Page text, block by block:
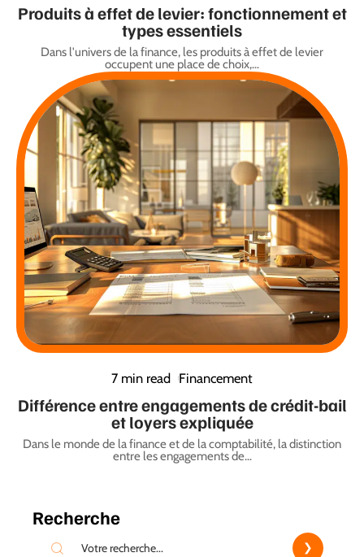
Produits à effet de levier: fonctionnement et
types essentiels
Dans l'univers de la finance, les produits à effet de levier
occupent une place de choix,…
7 min read Financement
Différence entre engagements de crédit-bail
et loyers expliquée
Dans le monde de la finance et de la comptabilité, la distinction
entre les engagements de…
Recherche